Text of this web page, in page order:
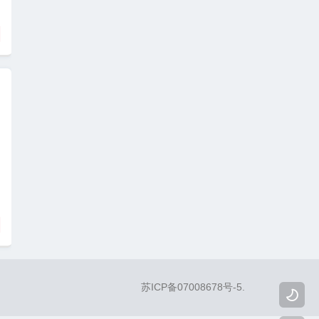

苏ICP备07008678号-5.